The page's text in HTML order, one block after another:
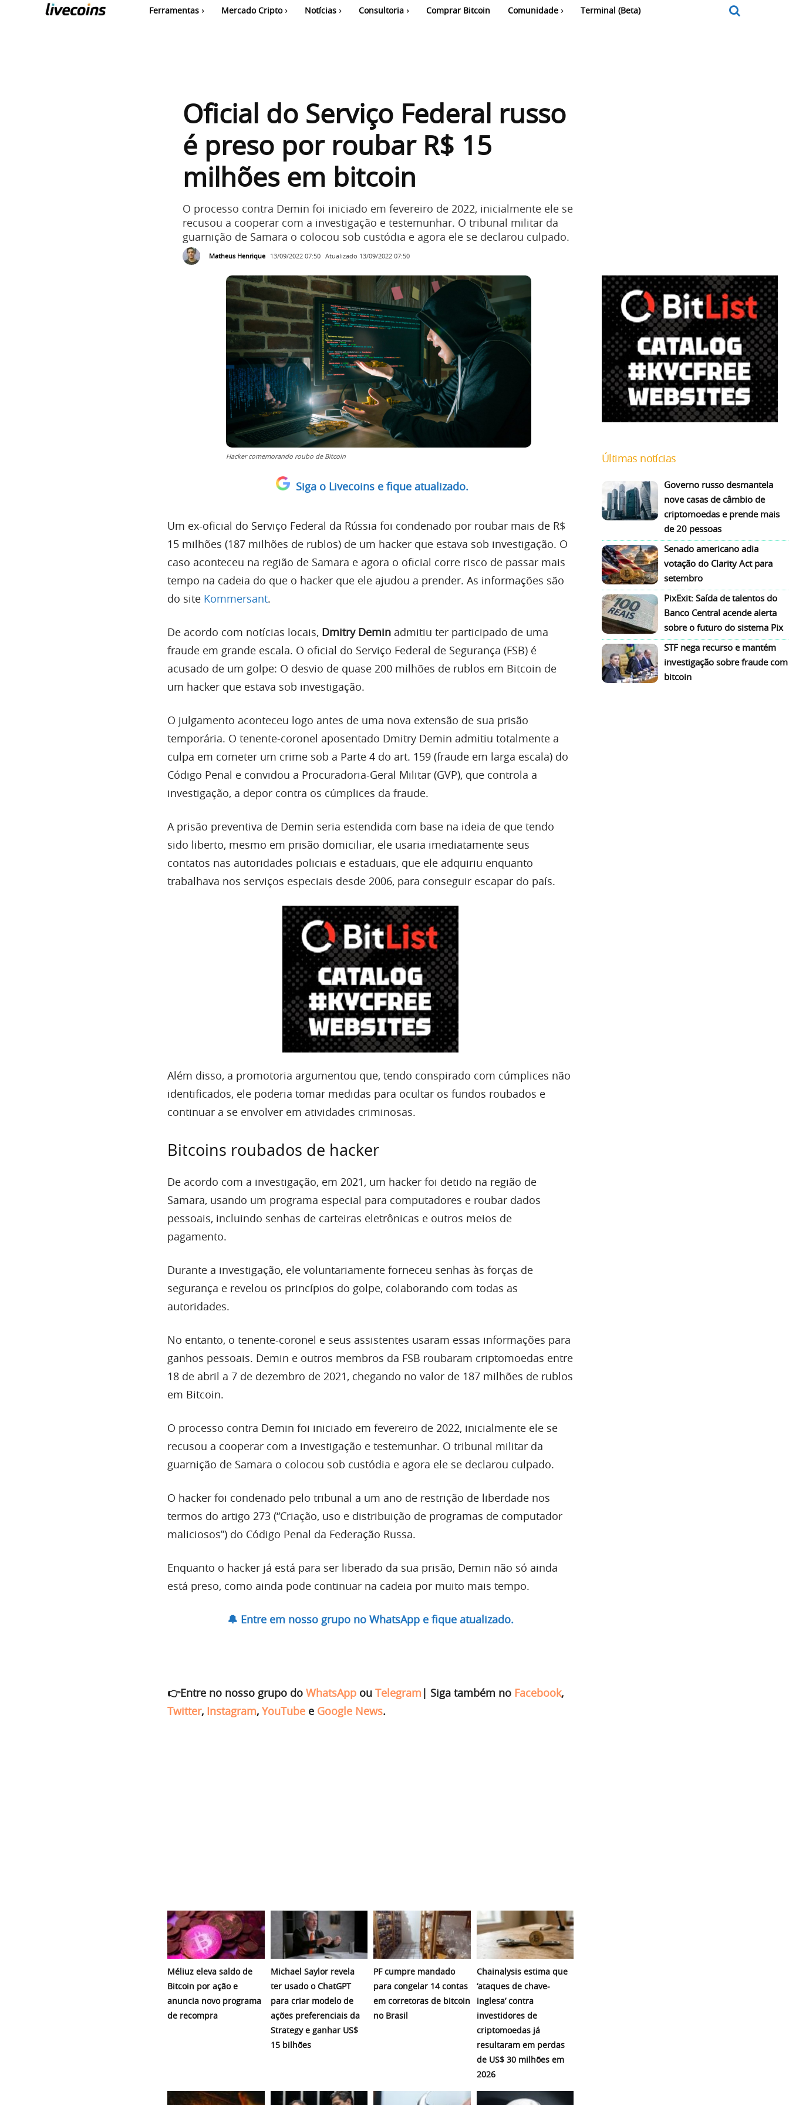
Ferramentas Mercado Cripto Notícias Consultoria Comprar Bitcoin Comunidade Terminal (Beta)
Oficial do Serviço Federal russo
é preso por roubar R$ 15
milhões em bitcoin
O processo contra Demin foi iniciado em fevereiro de 2022, inicialmente ele se
recusou a cooperar com a investigação e testemunhar. O tribunal militar da
guarnição de Samara o colocou sob custódia e agora ele se declarou culpado.
Matheus Henrique 13/09/2022 07:50 Atualizado 13/09/2022 07:50
Hacker comemorando roubo de Bitcoin
Siga o Livecoins e fique atualizado.
Um ex-oficial do Serviço Federal da Rússia foi condenado por roubar mais de R$
15 milhões (187 milhões de rublos) de um hacker que estava sob investigação. O
caso aconteceu na região de Samara e agora o oficial corre risco de passar mais
tempo na cadeia do que o hacker que ele ajudou a prender. As informações são
do site Kommersant.
De acordo com notícias locais, Dmitry Demin admitiu ter participado de uma
fraude em grande escala. O oficial do Serviço Federal de Segurança (FSB) é
acusado de um golpe: O desvio de quase 200 milhões de rublos em Bitcoin de
um hacker que estava sob investigação.
O julgamento aconteceu logo antes de uma nova extensão de sua prisão
temporária. O tenente-coronel aposentado Dmitry Demin admitiu totalmente a
culpa em cometer um crime sob a Parte 4 do art. 159 (fraude em larga escala) do
Código Penal e convidou a Procuradoria-Geral Militar (GVP), que controla a
investigação, a depor contra os cúmplices da fraude.
A prisão preventiva de Demin seria estendida com base na ideia de que tendo
sido liberto, mesmo em prisão domiciliar, ele usaria imediatamente seus
contatos nas autoridades policiais e estaduais, que ele adquiriu enquanto
trabalhava nos serviços especiais desde 2006, para conseguir escapar do país.
Além disso, a promotoria argumentou que, tendo conspirado com cúmplices não
identificados, ele poderia tomar medidas para ocultar os fundos roubados e
continuar a se envolver em atividades criminosas.
Bitcoins roubados de hacker
De acordo com a investigação, em 2021, um hacker foi detido na região de
Samara, usando um programa especial para computadores e roubar dados
pessoais, incluindo senhas de carteiras eletrônicas e outros meios de
pagamento.
Durante a investigação, ele voluntariamente forneceu senhas às forças de
segurança e revelou os princípios do golpe, colaborando com todas as
autoridades.
No entanto, o tenente-coronel e seus assistentes usaram essas informações para
ganhos pessoais. Demin e outros membros da FSB roubaram criptomoedas entre
18 de abril a 7 de dezembro de 2021, chegando no valor de 187 milhões de rublos
em Bitcoin.
O processo contra Demin foi iniciado em fevereiro de 2022, inicialmente ele se
recusou a cooperar com a investigação e testemunhar. O tribunal militar da
guarnição de Samara o colocou sob custódia e agora ele se declarou culpado.
O hacker foi condenado pelo tribunal a um ano de restrição de liberdade nos
termos do artigo 273 (“Criação, uso e distribuição de programas de computador
maliciosos”) do Código Penal da Federação Russa.
Enquanto o hacker já está para ser liberado da sua prisão, Demin não só ainda
está preso, como ainda pode continuar na cadeia por muito mais tempo.
🔔 Entre em nosso grupo no WhatsApp e fique atualizado.
👉Entre no nosso grupo do WhatsApp ou Telegram | Siga também no Facebook,
Twitter, Instagram, YouTube e Google News.
Méliuz eleva saldo de
Bitcoin por ação e
anuncia novo programa
de recompra
Michael Saylor revela
ter usado o ChatGPT
para criar modelo de
ações preferenciais da
Strategy e ganhar US$
15 bilhões
PF cumpre mandado
para congelar 14 contas
em corretoras de bitcoin
no Brasil
Chainalysis estima que
‘ataques de chave-
inglesa’ contra
investidores de
criptomoedas já
resultaram em perdas
de US$ 30 milhões em
2026
Últimas notícias
Governo russo desmantela
nove casas de câmbio de
criptomoedas e prende mais
de 20 pessoas
Senado americano adia
votação do Clarity Act para
setembro
PixExit: Saída de talentos do
Banco Central acende alerta
sobre o futuro do sistema Pix
STF nega recurso e mantém
investigação sobre fraude com
bitcoin